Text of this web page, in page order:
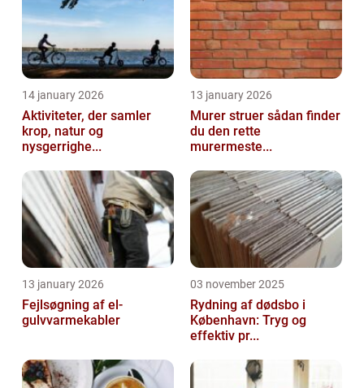
14 january 2026
Aktiviteter, der samler
krop, natur og
nysgerrighe...
13 january 2026
Murer struer sådan finder
du den rette
murermeste...
13 january 2026
Fejlsøgning af el-
gulvvarmekabler
03 november 2025
Rydning af dødsbo i
København: Tryg og
effektiv pr...